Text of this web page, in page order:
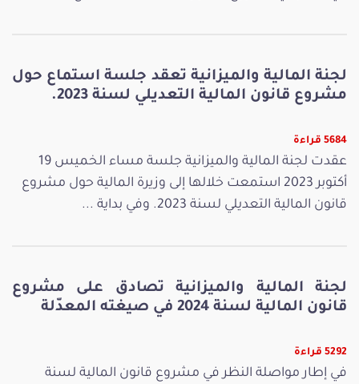
لجنة المالية والميزانية تعقد جلسة استماع حول
مشروع قانون المالية التعديلي لسنة 2023.
5684 قراءة
عقدت لجنة المالية والميزانية جلسة مساء الخميس 19
أكتوبر 2023 استمعت خلالها إلى وزيرة المالية حول مشروع
قانون المالية التعديلي لسنة 2023. وفي بداية ...
لجنة المالية والميزانية تصادق على مشروع
قانون المالية لسنة 2024 في صيغته المعدّلة
5292 قراءة
في إطار مواصلة النظر في مشروع قانون المالية لسنة